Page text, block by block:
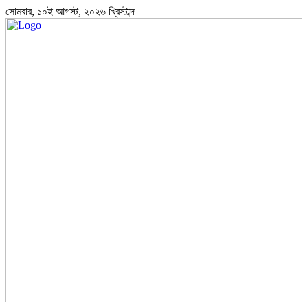
সোমবার, ১০ই আগস্ট, ২০২৬ খ্রিস্টাব্দ